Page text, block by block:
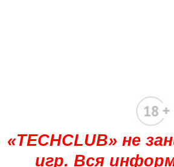
«TECHCLUB» не
игр. Вся